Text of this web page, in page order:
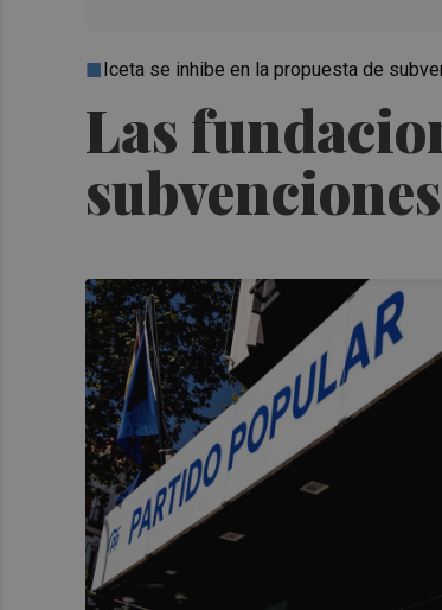
Las
Iceta se inhibe en la propuesta de